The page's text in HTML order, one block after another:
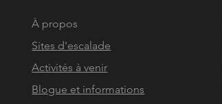
À propos
Sites d'escalade
Activités à venir
Blogue et informations